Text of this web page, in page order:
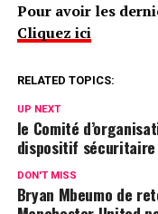
Pour avoir les
Cliquez ici
RELATED TOPICS:
UP NEXT
le Comité
dispositif sécuritaire
DON'T MISS
Bryan Mbeumo de